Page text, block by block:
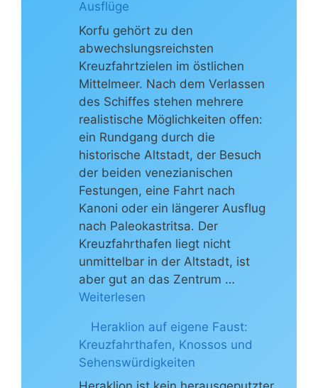
Ausflüge
Korfu gehört zu den
abwechslungsreichsten
Kreuzfahrtzielen im östlichen
Mittelmeer. Nach dem Verlassen
des Schiffes stehen mehrere
realistische Möglichkeiten offen:
ein Rundgang durch die
historische Altstadt, der Besuch
der beiden venezianischen
Festungen, eine Fahrt nach
Kanoni oder ein längerer Ausflug
nach Paleokastritsa. Der
Kreuzfahrthafen liegt nicht
unmittelbar in der Altstadt, ist
aber gut an das Zentrum …
Weiterlesen
Heraklion auf eigene Faust:
Kreuzfahrthafen, Knossos und
Sehenswürdigkeiten